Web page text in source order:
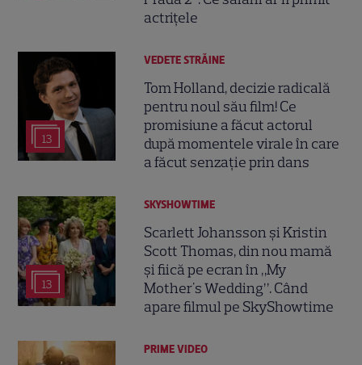
actrițele
13
VEDETE STRĂINE
Tom Holland, decizie radicală
pentru noul său film! Ce
promisiune a făcut actorul
după momentele virale în care
a făcut senzație prin dans
13
SKYSHOWTIME
Scarlett Johansson și Kristin
Scott Thomas, din nou mamă
și fiică pe ecran în „My
Mother's Wedding”. Când
apare filmul pe SkyShowtime
PRIME VIDEO